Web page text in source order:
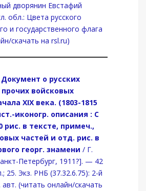
дворянин Евстафий
обл.: Цвета русского
и государственного флага
скачать на rsl.ru)
Документ о русских
войсковых
XIX века. (1803-1815
иконогр. описания : С
рис. в тексте, примеч.,
частей и отд. рис. в
георг. знамени / Г.
Петербург, 1911?]. — 42
25. Экз. РНБ (37.32.6.75): 2-й
авт. (читать онлайн/скачать